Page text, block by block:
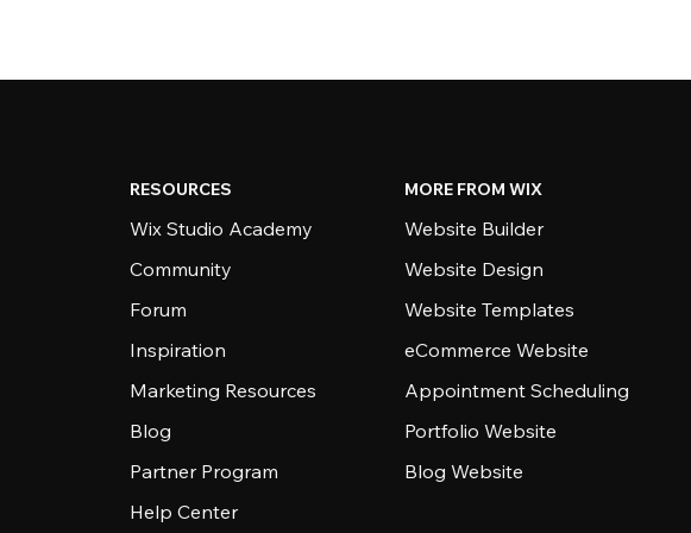
RESOURCES
Wix Studio Academy
Community
Forum
Inspiration
Marketing Resources
Blog
Partner Program
Help Center
MORE FROM WIX
Website Builder
Website Design
Website Templates
eCommerce Website
Appointment Scheduling
Portfolio Website
Blog Website